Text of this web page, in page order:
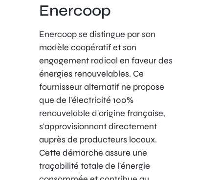
Enercoop
Enercoop se distingue par son
modèle coopératif et son
engagement radical en faveur des
énergies renouvelables. Ce
fournisseur alternatif ne propose
que de l'électricité 100%
renouvelable d'origine française,
s'approvisionnant directement
auprès de producteurs locaux.
Cette démarche assure une
traçabilité totale de l'énergie